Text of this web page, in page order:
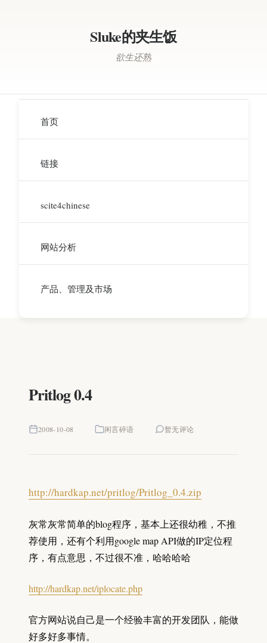
Sluke的夹生饭
欲生还熟
首页
链接
scite4chinese
网站分析
产品、管理及市场
Pritlog 0.4
2008-10-08 闲言碎语 暂无评论
http://hardkap.net/pritlog/Pritlog_0.4.zip
灰常灰常简单的blog程序，基本上还很幼稚，不推
荐使用，还有个利用google map API做的IP定位程
序，有点意思，不过很不准，哈哈哈哈
http://hardkap.net/iplocate.php
官方网站说自己是一个经验丰富的开发团队，能做
好多好多事情。